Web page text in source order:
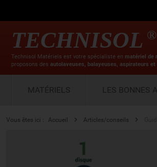
TECHNISOL ®
Technisol Matériels est votre spécialiste en matériel de
proposons des autolaveuses, balayeuses, aspirateurs et
MATÉRIELS LES BONNES
Vous êtes ici : Accueil Articles/conseils